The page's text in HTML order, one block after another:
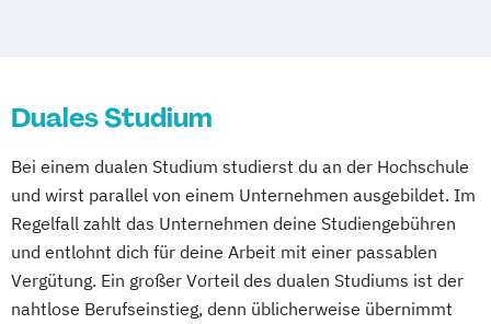
Duales Studium
Bei einem dualen Studium studierst du an der Hochschule
und wirst parallel von einem Unternehmen ausgebildet. Im
Regelfall zahlt das Unternehmen deine Studiengebühren
und entlohnt dich für deine Arbeit mit einer passablen
Vergütung. Ein großer Vorteil des dualen Studiums ist der
nahtlose Berufseinstieg, denn üblicherweise übernimmt